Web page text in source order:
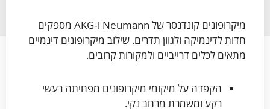
מיקרופונים קונדנסר של Neumann ו‑AKG מספקים
חדות לדינמיקה ולגוון תדרים. שילוב מיקרופונים דינמיים
מתאים לכלים דרייביים ולמקורות קרובים.
הקפדה על מיקומי מיקרופונים מפחיתה רעשי
רקע ומשמרת מרחב נקי.